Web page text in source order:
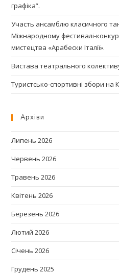
графіка”.
Участь ансамблю класичного
Міжнародному фестивалі-
мистецтва «Арабески Італії».
Вистава театрального
Туристсько-спортивні збори на
Архіви
Липень 2026
Червень 2026
Травень 2026
Квітень 2026
Березень 2026
Лютий 2026
Січень 2026
Грудень 2025